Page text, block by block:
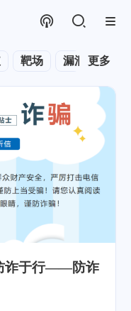
靶场 漏洞 CTF
更多
诈于行——防诈